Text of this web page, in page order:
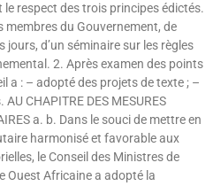
respect des trois principes édictés.
membres du Gouvernement, de
jours, d’un séminaire sur les règles
2. Après examen des points
a : – adopté des projets de texte ; –
CHAPITRE DES MESURES
a. b. Dans le souci de mettre en
harmonisé et favorable aux
le Conseil des Ministres de
Ouest Africaine a adopté la